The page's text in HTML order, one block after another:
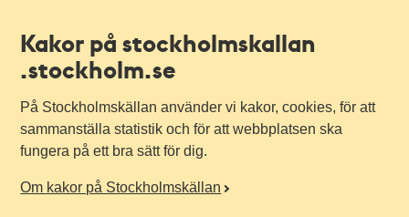
Kakor på stockholmskallan
.stockholm.se
På Stockholmskällan använder vi kakor, cookies, för att
sammanställa statistik och för att webbplatsen ska
fungera på ett bra sätt för dig.
Om kakor på Stockholmskällan